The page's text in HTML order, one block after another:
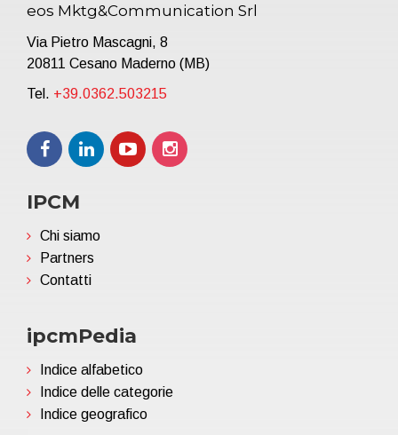
eos Mktg&Communication Srl
Via Pietro Mascagni, 8
20811 Cesano Maderno (MB)
Tel. +39.0362.503215
IPCM
Chi siamo
Partners
Contatti
ipcmPedia
Indice alfabetico
Indice delle categorie
Indice geografico